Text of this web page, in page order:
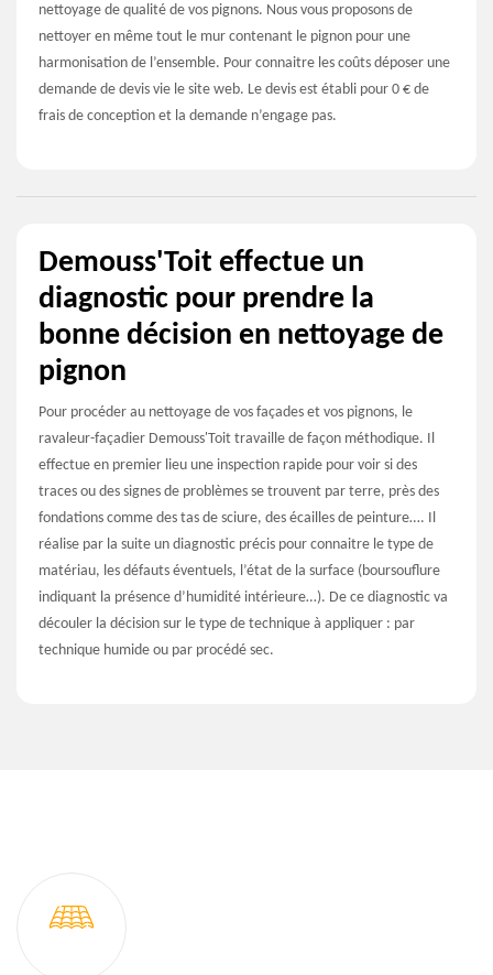
nettoyage de qualité de vos pignons. Nous vous proposons de
nettoyer en même tout le mur contenant le pignon pour une
harmonisation de l’ensemble. Pour connaitre les coûts déposer une
demande de devis vie le site web. Le devis est établi pour 0 € de
frais de conception et la demande n’engage pas.
Demouss'Toit effectue un
diagnostic pour prendre la
bonne décision en nettoyage de
pignon
Pour procéder au nettoyage de vos façades et vos pignons, le
ravaleur-façadier Demouss'Toit travaille de façon méthodique. Il
effectue en premier lieu une inspection rapide pour voir si des
traces ou des signes de problèmes se trouvent par terre, près des
fondations comme des tas de sciure, des écailles de peinture…. Il
réalise par la suite un diagnostic précis pour connaitre le type de
matériau, les défauts éventuels, l’état de la surface (boursouflure
indiquant la présence d’humidité intérieure…). De ce diagnostic va
découler la décision sur le type de technique à appliquer : par
technique humide ou par procédé sec.